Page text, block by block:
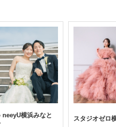
横浜みなと
スタジオゼロ